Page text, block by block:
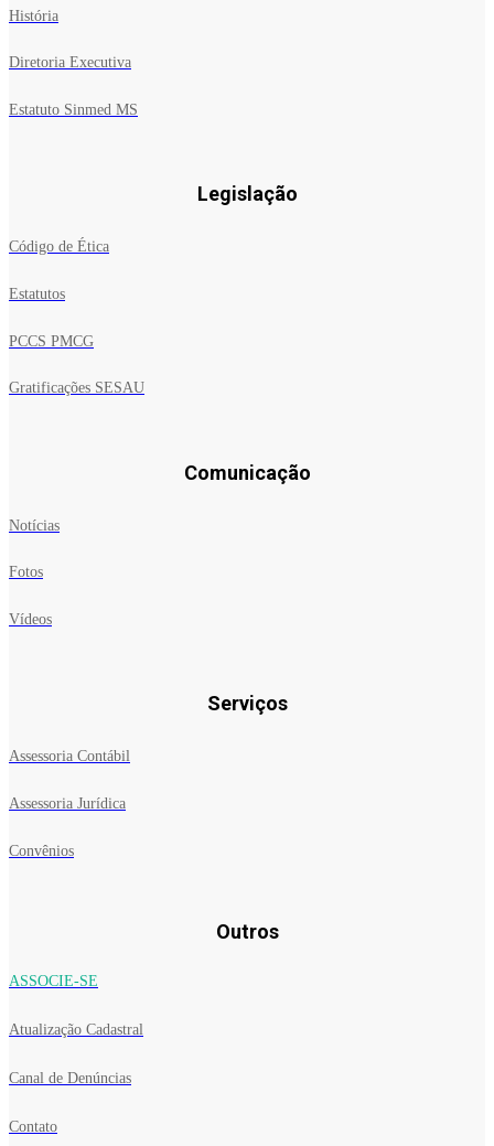
História
Diretoria Executiva
Estatuto Sinmed MS
Legislação
Código de Ética
Estatutos
PCCS PMCG
Gratificações SESAU
Comunicação
Notícias
Fotos
Vídeos
Serviços
Assessoria Contábil
Assessoria Jurídica
Convênios
Outros
ASSOCIE-SE
Atualização Cadastral
Canal de Denúncias
Contato